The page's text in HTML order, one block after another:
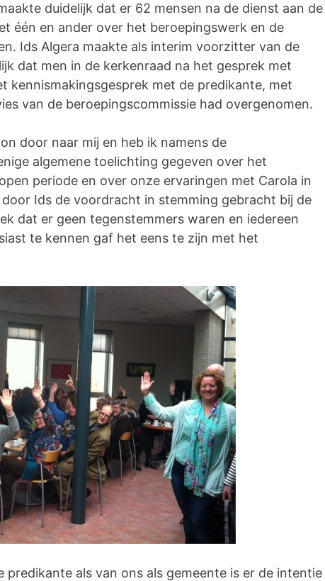
duidelijk dat er 62 mensen na de dienst aan de
één en ander over het beroepingswerk en de
Ids Algera maakte als interim voorzitter van de
dat men in de kerkenraad na het gesprek met
kennismakingsgesprek met de predikante, met
van de beroepingscommissie had overgenomen.
door naar mij en heb ik namens de
algemene toelichting gegeven over het
periode en over onze ervaringen met Carola in
Ids de voordracht in stemming gebracht bij de
dat er geen tegenstemmers waren en iedereen
te kennen gaf het eens te zijn met het
predikante als van ons als gemeente is er de intentie